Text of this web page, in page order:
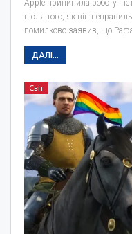
Apple припинила роботу
після того, як він
помилково заявив, що
ДАЛІ...
Світ